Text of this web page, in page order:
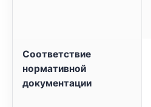
Соответствие
нормативной
документации